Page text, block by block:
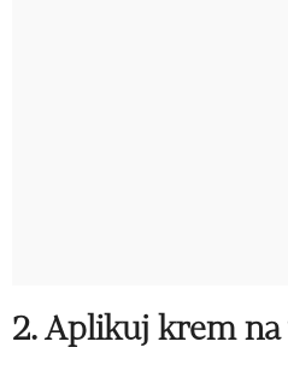
2. Aplikuj krem